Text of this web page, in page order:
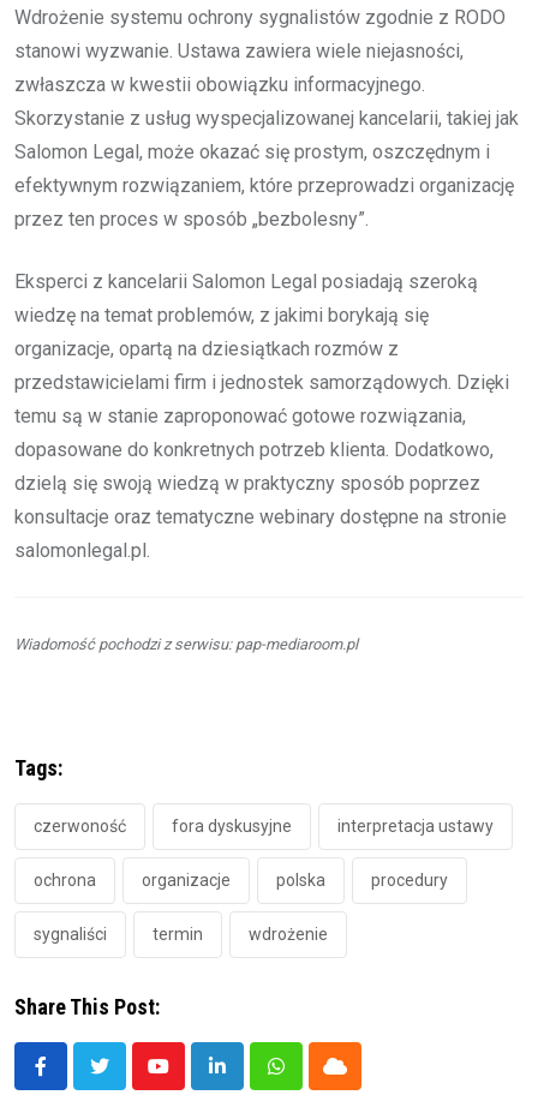
Wdrożenie systemu ochrony sygnalistów zgodnie z RODO
stanowi wyzwanie. Ustawa zawiera wiele niejasności,
zwłaszcza w kwestii obowiązku informacyjnego.
Skorzystanie z usług wyspecjalizowanej kancelarii, takiej jak
Salomon Legal, może okazać się prostym, oszczędnym i
efektywnym rozwiązaniem, które przeprowadzi organizację
przez ten proces w sposób „bezbolesny”.
Eksperci z kancelarii Salomon Legal posiadają szeroką
wiedzę na temat problemów, z jakimi borykają się
organizacje, opartą na dziesiątkach rozmów z
przedstawicielami firm i jednostek samorządowych. Dzięki
temu są w stanie zaproponować gotowe rozwiązania,
dopasowane do konkretnych potrzeb klienta. Dodatkowo,
dzielą się swoją wiedzą w praktyczny sposób poprzez
konsultacje oraz tematyczne webinary dostępne na stronie
salomonlegal.pl.
Wiadomość pochodzi z serwisu: pap-mediaroom.pl
Tags:
czerwoność fora dyskusyjne interpretacja ustawy
ochrona organizacje polska procedury
sygnaliści termin wdrożenie
Share This Post:
YoutubeLinkedInWhatsappCloud